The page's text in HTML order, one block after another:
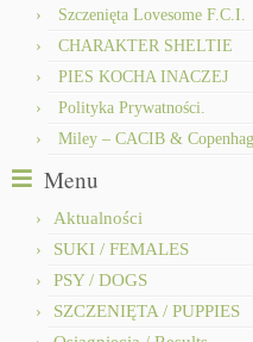
Szczenięta Lovesome F.C.I.
CHARAKTER SHELTIE
PIES KOCHA INACZEJ
Polityka Prywatności.
Miley – CACIB &
Menu
Aktualności
SUKI / FEMALES
PSY / DOGS
SZCZENIĘTA / PUPPIES